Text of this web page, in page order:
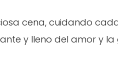
cena, cuidando
y lleno del amor y